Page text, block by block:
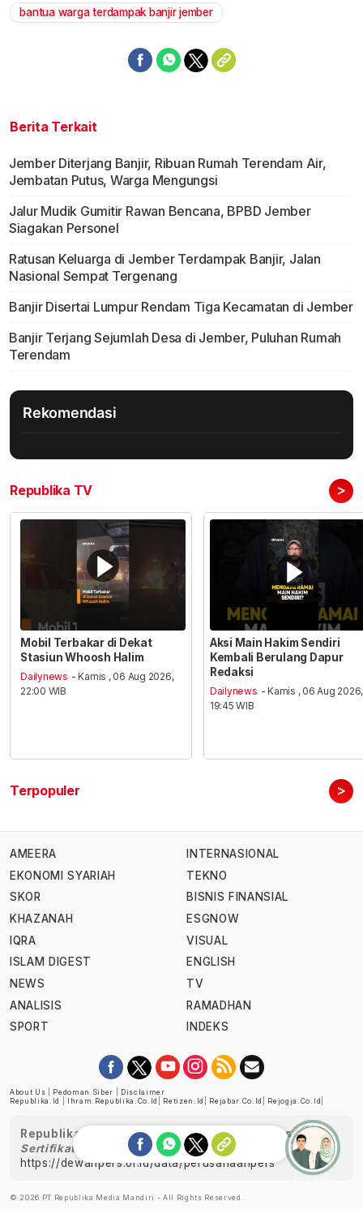
bantua warga terdampak banjir jember
Berita Terkait
Jember Diterjang Banjir, Ribuan Rumah Terendam Air,
Jembatan Putus, Warga Mengungsi
Jalur Mudik Gumitir Rawan Bencana, BPBD Jember
Siagakan Personel
Ratusan Keluarga di Jember Terdampak Banjir, Jalan
Nasional Sempat Tergenang
Banjir Disertai Lumpur Rendam Tiga Kecamatan di Jember
Banjir Terjang Sejumlah Desa di Jember, Puluhan Rumah
Terendam
Rekomendasi
Republika TV >
Mobil Terbakar di Dekat
Stasiun Whoosh Halim
Dailynews - Kamis , 06 Aug 2026,
22:00 WIB
Aksi Main Hakim Sendiri
Kembali Berulang Dapur
Redaksi
Dailynews - Kamis , 06 Aug 2026,
19:45 WIB
Terpopuler >
AMEERA
EKONOMI SYARIAH
SKOR
KHAZANAH
IQRA
ISLAM DIGEST
NEWS
ANALISIS
SPORT
INTERNASIONAL
TEKNO
BISNIS FINANSIAL
ESGNOW
VISUAL
ENGLISH
TV
RAMADHAN
INDEKS
About Us Pedoman Siber
Disclaimer
Republika.id
Ihram.republika.co.id Retizen.id Rejabar.co.id Rejogja.co.id
Republika telah diverifikasi oleh Dewan Pers
Sertifikat Nomor 1058/DP-Verifikasi/K/XII/2022
https://dewanpers.or.id/data/perusahaanpers
© 2026 PT Republika Media Mandiri - All Rights Reserved.